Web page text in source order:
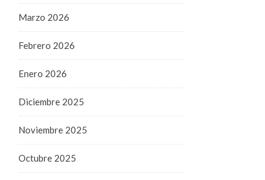
Marzo 2026
Febrero 2026
Enero 2026
Diciembre 2025
Noviembre 2025
Octubre 2025